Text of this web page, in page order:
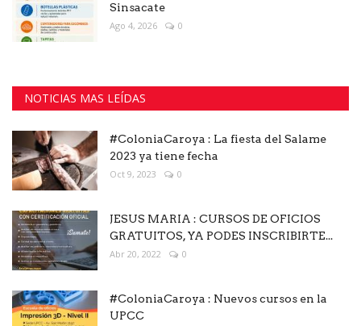
Sinsacate
Ago 4, 2026 0
NOTICIAS MAS LEÍDAS
#ColoniaCaroya : La fiesta del Salame
2023 ya tiene fecha
Oct 9, 2023 0
JESUS MARIA : CURSOS DE OFICIOS
GRATUITOS, YA PODES INSCRIBIRTE...
Abr 20, 2022 0
#ColoniaCaroya : Nuevos cursos en la
UPCC